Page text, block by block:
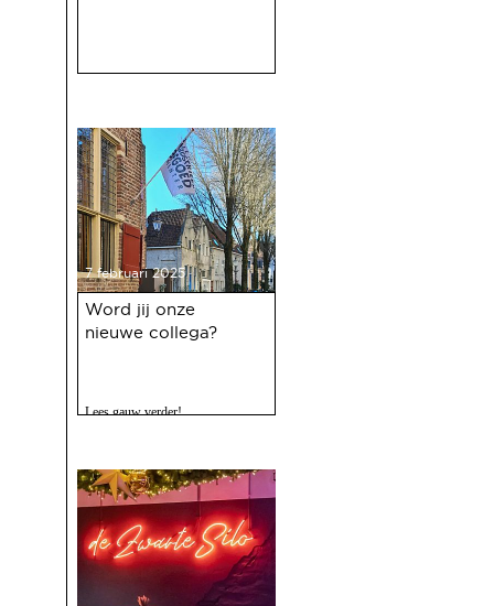
7 februari 2025
Word jij onze
nieuwe collega?
Lees gauw verder!